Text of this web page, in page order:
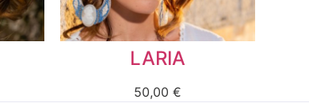
LARIA
50,00 €